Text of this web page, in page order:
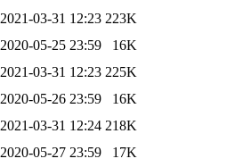
2021-03-31 12:23 223K
2020-05-25 23:59
16K
2021-03-31 12:23 225K
2020-05-26 23:59
16K
2021-03-31 12:24 218K
2020-05-27 23:59
17K